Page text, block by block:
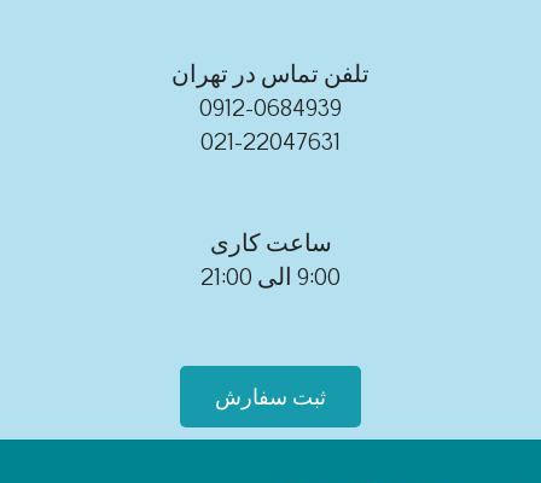
تلفن تماس در تهران
0912-0684939
021-22047631
ساعت کاری
9:00 الی 21:00
ثبت سفارش